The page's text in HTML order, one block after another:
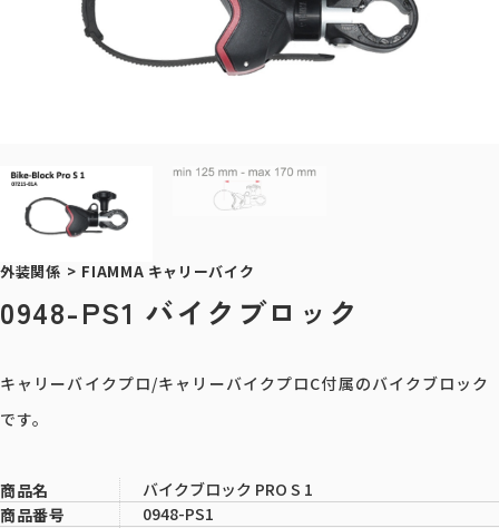
外装関係 > FIAMMA キャリーバイク
0948-PS1 バイクブロック
キャリーバイクプロ/キャリーバイクプロC付属のバイクブロック
です。
商品名
バイクブロック PRO S 1
商品番号
0948-PS1